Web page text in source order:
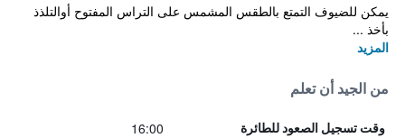
يمكن للضيوف التمتع بالطقس المشمس على التراس المفتوح أوالتلذذ
بأخذ ...
المزيد
من الجيد أن تعلم
وقت تسجيل الصعود للطائرة 16:00